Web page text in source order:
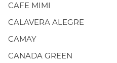
CAFE MIMI
CALAVERA ALEGRE
CAMAY
CANADA GREEN